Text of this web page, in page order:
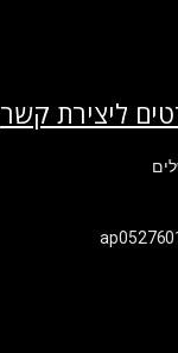
ליצירת קשר